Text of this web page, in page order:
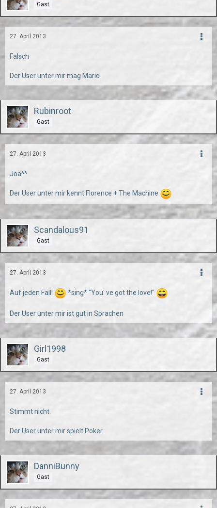
Gast
27. April 2013
Falsch
Der User unter mir mag Mario
Rubinroot
Gast
27. April 2013
Joa^^
Der User unter mir kennt Florence + The Machine
Scandalous91
Gast
27. April 2013
Auf jeden Fall! *sing* "You' ve got the love!"
Der User unter mir ist gut in Sprachen
Girl1998
Gast
27. April 2013
Stimmt nicht.
Der User unter mir spielt Poker
DanniBunny
Gast